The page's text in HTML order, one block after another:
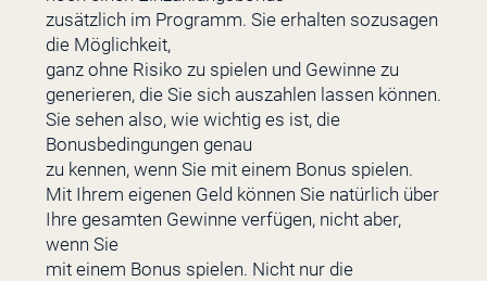
zusätzlich im Programm. Sie erhalten sozusagen
die Möglichkeit,
ganz ohne Risiko zu spielen und Gewinne zu
generieren, die Sie sich auszahlen lassen können.
Sie sehen also, wie wichtig es ist, die
Bonusbedingungen genau
zu kennen, wenn Sie mit einem Bonus spielen.
Mit Ihrem eigenen Geld können Sie natürlich über
Ihre gesamten Gewinne verfügen, nicht aber,
wenn Sie
mit einem Bonus spielen. Nicht nur die